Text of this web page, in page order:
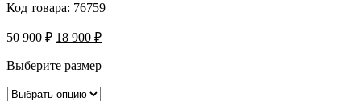
Код товара: 76759
50 900₽ 18 900 ₽
Выберите размер